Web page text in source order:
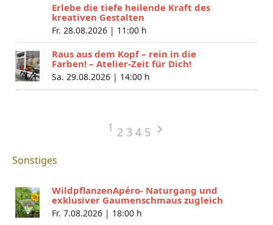
Erlebe die tiefe heilende Kraft des
kreativen Gestalten
Fr. 28.08.2026 | 11:00 h
Raus aus dem Kopf – rein in die
Farben! – Atelier-Zeit für Dich!
Sa. 29.08.2026 | 14:00 h
1 2 3 4 5
Sonstiges
WildpflanzenApéro- Naturgang und
exklusiver Gaumenschmaus zugleich
Fr. 7.08.2026 | 18:00 h